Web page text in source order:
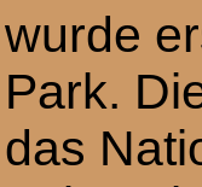
wurde
Park.
das